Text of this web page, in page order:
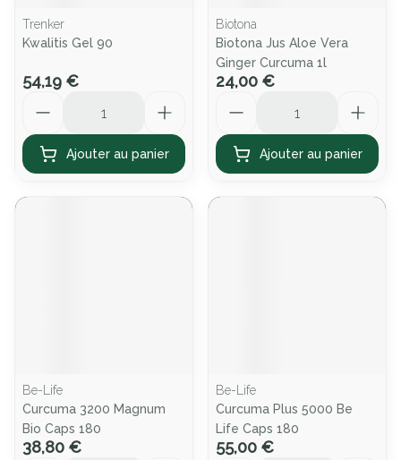
Trenker
Kwalitis Gel 90
54,19 €
Ajouter au panier
Biotona
Biotona Jus Aloe Vera
Ginger Curcuma 1l
24,00 €
Ajouter au panier
Be-Life
Curcuma 3200 Magnum
Bio Caps 180
38,80 €
Be-Life
Curcuma Plus 5000 Be
Life Caps 180
55,00 €